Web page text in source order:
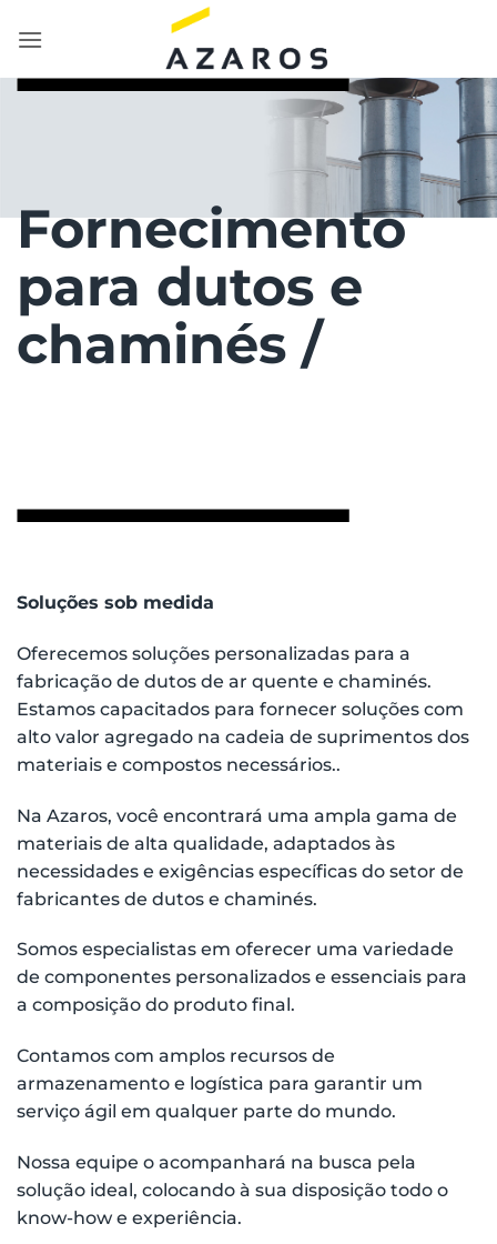
Fornecimento
para dutos e
chaminés /
Soluções sob medida
Oferecemos soluções personalizadas para a
fabricação de dutos de ar quente e chaminés.
Estamos capacitados para fornecer soluções com
alto valor agregado na cadeia de suprimentos dos
materiais e compostos necessários..
Na Azaros, você encontrará uma ampla gama de
materiais de alta qualidade, adaptados às
necessidades e exigências específicas do setor de
fabricantes de dutos e chaminés.
Somos especialistas em oferecer uma variedade
de componentes personalizados e essenciais para
a composição do produto final.
Contamos com amplos recursos de
armazenamento e logística para garantir um
serviço ágil em qualquer parte do mundo.
Nossa equipe o acompanhará na busca pela
solução ideal, colocando à sua disposição todo o
know-how e experiência.